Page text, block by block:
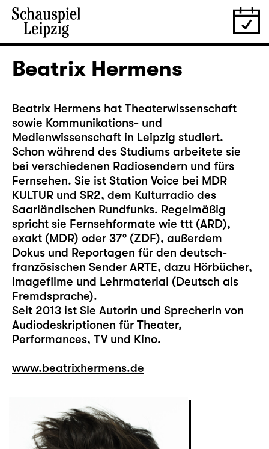
Beatrix Hermens
Beatrix Hermens hat Theaterwissenschaft
sowie Kommunikations- und
Medienwissenschaft in Leipzig studiert.
Schon während des Studiums arbeitete sie
bei verschiedenen Radiosendern und fürs
Fernsehen. Sie ist Station Voice bei MDR
KULTUR und SR2, dem Kulturradio des
Saarländischen Rundfunks. Regelmäßig
spricht sie Fernsehformate wie ttt (ARD),
exakt (MDR) oder 37° (ZDF), außerdem
Dokus und Reportagen für den deutsch-
französischen Sender ARTE, dazu Hörbücher,
Imagefilme und Lehrmaterial (Deutsch als
Fremdsprache).
Seit 2013 ist Sie Autorin und Sprecherin von
Audiodeskriptionen für Theater,
Performances, TV und Kino.
www.beatrixhermens.de